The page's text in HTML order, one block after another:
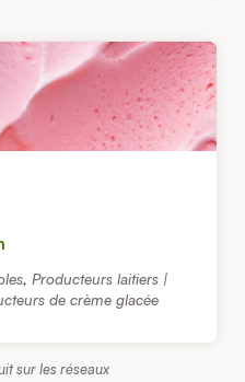
, Producteurs laitiers |
de crème glacée
sur les réseaux